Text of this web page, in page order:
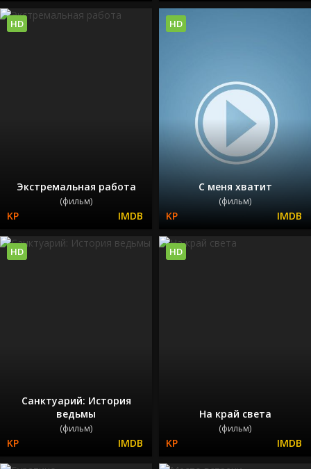
Экстремальная работа
(фильм)
HD
С меня хватит
(фильм)
HD
Санктуарий: История
ведьмы
(фильм)
HD
На край света
(фильм)
HD